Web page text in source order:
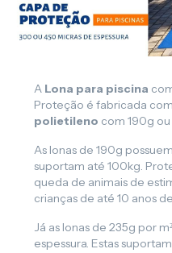
A Lona para piscina
Proteção é fabricada
polietileno com 190g
As lonas de 190g
suportam até 100kg.
queda de animais de
crianças de até 10 anos
Já as lonas de 235g por
espessura. Estas